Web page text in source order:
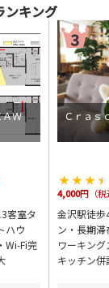
ンキング
ＡＷ
客室タ
ハウ
Wi-Fi完
Ｃｒａ
4,000円（
金沢駅徒
ン・長期
ワーキン
キッチン